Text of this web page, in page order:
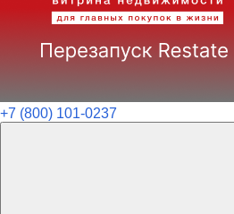
+7 (800) 101-0237